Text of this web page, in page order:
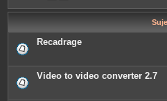
Recadrage
Video to video converter 2.7